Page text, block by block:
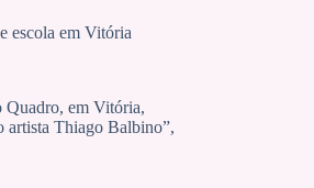
escola em Vitória
em Vitória,
artista Thiago Balbino”,